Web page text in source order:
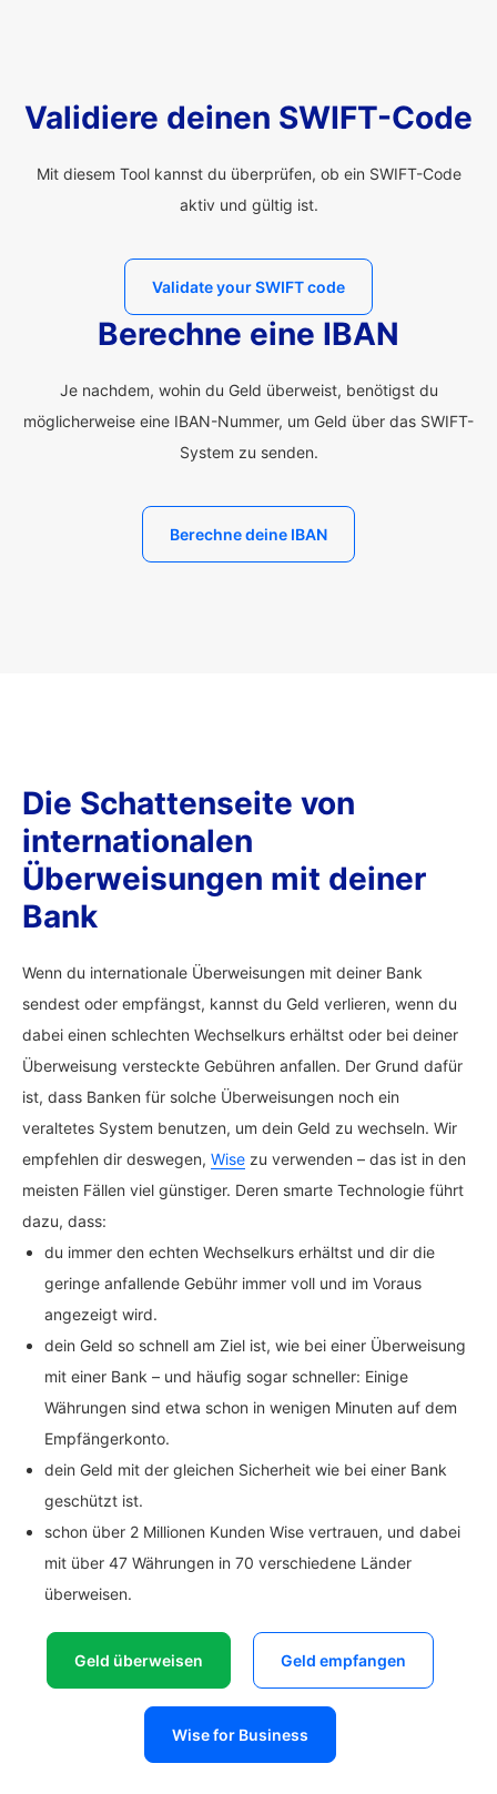
Validiere deinen SWIFT-Code
Mit diesem Tool kannst du überprüfen, ob ein SWIFT-Code
aktiv und gültig ist.
Validate your SWIFT code
Berechne eine IBAN
Je nachdem, wohin du Geld überweist, benötigst du
möglicherweise eine IBAN-Nummer, um Geld über das SWIFT-
System zu senden.
Berechne deine IBAN
Die Schattenseite von
internationalen
Überweisungen mit deiner
Bank
Wenn du internationale Überweisungen mit deiner Bank
sendest oder empfängst, kannst du Geld verlieren, wenn du
dabei einen schlechten Wechselkurs erhältst oder bei deiner
Überweisung versteckte Gebühren anfallen. Der Grund dafür
ist, dass Banken für solche Überweisungen noch ein
veraltetes System benutzen, um dein Geld zu wechseln. Wir
empfehlen dir deswegen, Wise zu verwenden – das ist in den
meisten Fällen viel günstiger. Deren smarte Technologie führt
dazu, dass:
du immer den echten Wechselkurs erhältst und dir die
geringe anfallende Gebühr immer voll und im Voraus
angezeigt wird.
dein Geld so schnell am Ziel ist, wie bei einer Überweisung
mit einer Bank – und häufig sogar schneller: Einige
Währungen sind etwa schon in wenigen Minuten auf dem
Empfängerkonto.
dein Geld mit der gleichen Sicherheit wie bei einer Bank
geschützt ist.
schon über 2 Millionen Kunden Wise vertrauen, und dabei
mit über 47 Währungen in 70 verschiedene Länder
überweisen.
Geld überweisen Geld empfangen
Wise for Business